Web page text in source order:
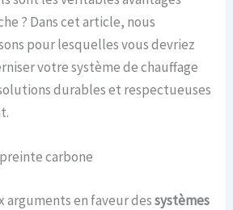
? Dans cet article, nous
pour lesquelles vous devriez
votre système de chauffage
durables et respectueuses
carbone
arguments en faveur dessystèmes